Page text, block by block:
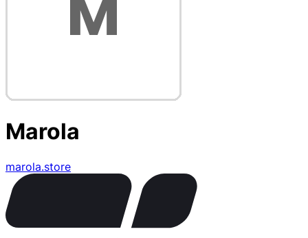
Marola
marola.store